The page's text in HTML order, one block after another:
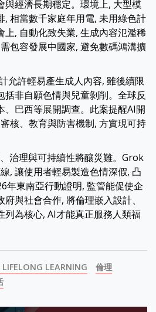
與經濟長期穩定。環境上, 大型模
, 相當數千家庭年用電, 未用綠色計
上, 自動化致失業, 生成內容氾濫稀
包容發展中國家, 避免數碼鴻溝擴
允許輕易產生成人內容, 雖後續限
括非自願色情與兒童剝削。全球反
、巴西等展開調查。此案提醒AI開
核、教育與防害機制, 方實現可持
治理與可持續性將釀災難。Grok
, 讓使用者輕易製造色情深假, 凸
年東南亞行動證明, 監管能促使企
與社會合作, 將倫理嵌入設計、
列為核心, AI才能真正服務人類福
LEARNING
倫理